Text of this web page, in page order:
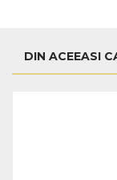
DIN ACEEASI